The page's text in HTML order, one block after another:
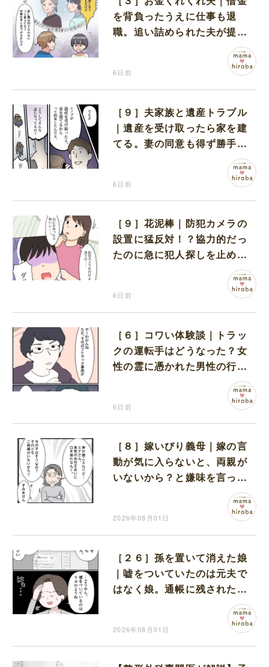
を背負ったうえに仕事も退
職。追い詰められた夫が提案
6日前
［９］夫家族と遺産トラブル
｜遺産を受け取ったら家を建
てる。妻の同意も得ず勝手に
6日前
［９］花泥棒｜防犯カメラの
設置に猛反対！？協力的だっ
たのに急に犯人探しを止めた
6日前
［６］コワい体験談｜トラッ
クの運転手はどうなった？女
性の霊に憑かれた男性の行方
6日前
［８］嫁いびり義母｜嫁の言
動が気に入らないと、両親が
いないから？と嫌味を言って
2026年08月01日
［２６］孫を置いて消えた娘
｜嘘をついていたのは元夫で
はなく娘。通帳に残された記
録がすべてを物語っていた
2026年08月01日